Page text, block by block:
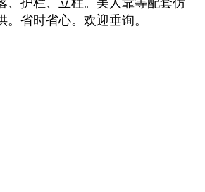
。省时省心。欢迎垂询。